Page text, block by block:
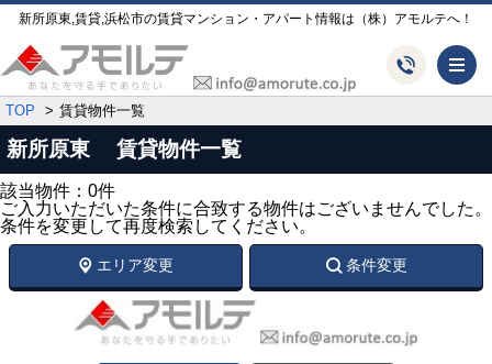
新所原東,賃貸,浜松市の賃貸マンション・アパート情報は（株）アモルテへ！
TOP 賃貸物件一覧
新所原東 賃貸物件一覧
該当物件：0件
ご入力いただいた条件に合致する物件はございませんでした。
条件を変更して再度検索してください。
エリア変更 条件変更